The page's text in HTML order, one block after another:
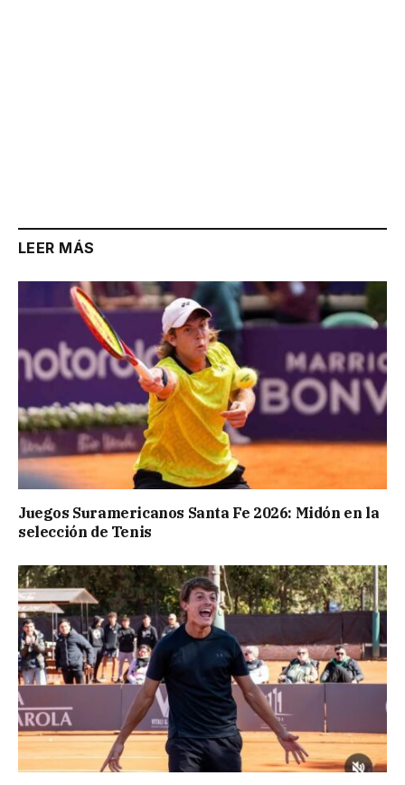
LEER MÁS
Juegos Suramericanos Santa Fe 2026: Midón en la
selección de Tenis